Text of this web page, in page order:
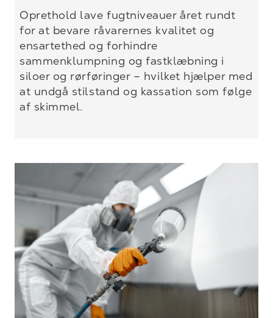
Oprethold lave fugtniveauer året rundt
for at bevare råvarernes kvalitet og
ensartethed og forhindre
sammenklumpning og fastklæbning i
siloer og rørføringer – hvilket hjælper med
at undgå stilstand og kassation som følge
af skimmel.